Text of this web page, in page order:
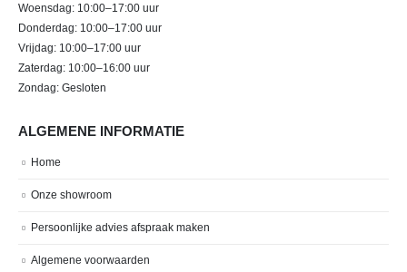
Woensdag: 10:00–17:00 uur
Donderdag: 10:00–17:00 uur
Vrijdag: 10:00–17:00 uur
Zaterdag: 10:00–16:00 uur
Zondag: Gesloten
ALGEMENE INFORMATIE
Home
Onze showroom
Persoonlijke advies afspraak maken
Algemene voorwaarden